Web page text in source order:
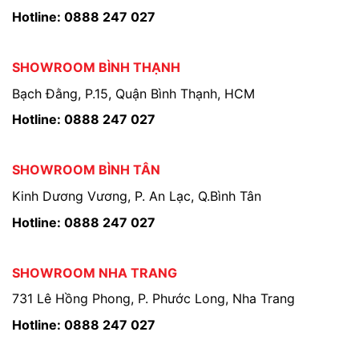
Hotline: 0888 247 027
SHOWROOM BÌNH THẠNH
Bạch Đằng, P.15, Quận Bình Thạnh, HCM
Hotline: 0888 247 027
SHOWROOM BÌNH TÂN
Kinh Dương Vương, P. An Lạc, Q.Bình Tân
Hotline: 0888 247 027
SHOWROOM NHA TRANG
731 Lê Hồng Phong, P. Phước Long, Nha Trang
Hotline: 0888 247 027